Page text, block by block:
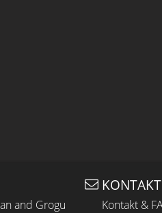
and Grogu Kontakt &